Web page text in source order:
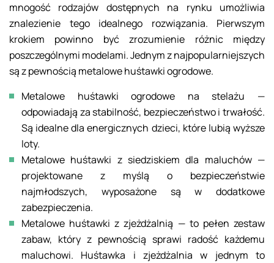
mnogość rodzajów dostępnych na rynku umożliwia
znalezienie tego idealnego rozwiązania. Pierwszym
krokiem powinno być zrozumienie różnic między
poszczególnymi modelami. Jednym z najpopularniejszych
są z pewnością metalowe huśtawki ogrodowe.
Metalowe huśtawki ogrodowe na stelażu —
odpowiadają za stabilność, bezpieczeństwo i trwałość.
Są idealne dla energicznych dzieci, które lubią wyższe
loty.
Metalowe huśtawki z siedziskiem dla maluchów —
projektowane z myślą o bezpieczeństwie
najmłodszych, wyposażone są w dodatkowe
zabezpieczenia.
Metalowe huśtawki z zjeżdżalnią — to pełen zestaw
zabaw, który z pewnością sprawi radość każdemu
maluchowi. Huśtawka i zjeżdżalnia w jednym to